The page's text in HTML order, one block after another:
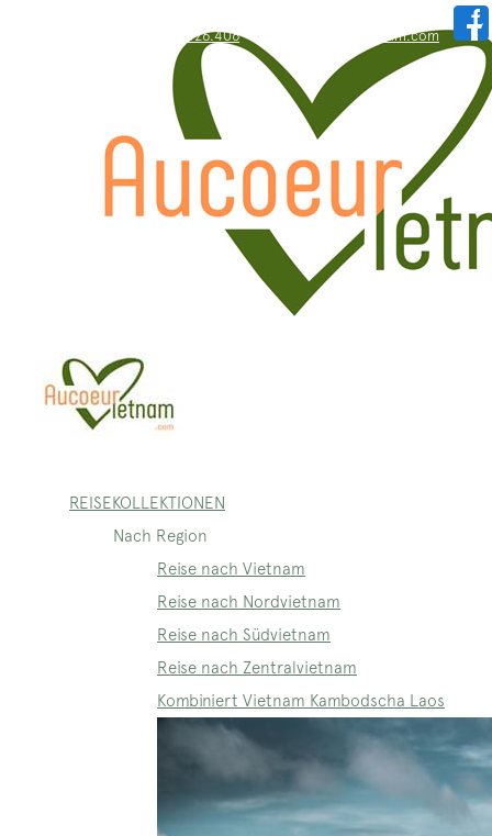
WhatsApp: +84.909.426.406 hallo@aucoeurvietnam.com
REISEKOLLEKTIONEN
Nach Region
Reise nach Vietnam
Reise nach Nordvietnam
Reise nach Südvietnam
Reise nach Zentralvietnam
Kombiniert Vietnam Kambodscha Laos